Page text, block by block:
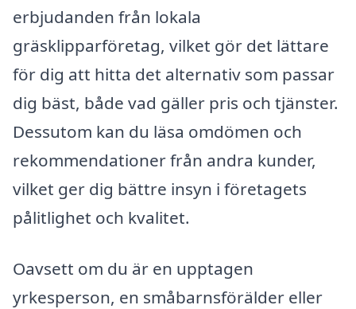
erbjudanden från lokala
gräsklipparföretag, vilket gör det lättare
för dig att hitta det alternativ som passar
dig bäst, både vad gäller pris och tjänster.
Dessutom kan du läsa omdömen och
rekommendationer från andra kunder,
vilket ger dig bättre insyn i företagets
pålitlighet och kvalitet.
Oavsett om du är en upptagen
yrkesperson, en småbarnsförälder eller